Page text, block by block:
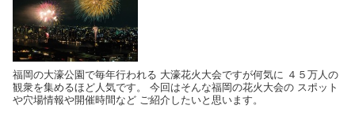
福岡の大濠公園で毎年行われる 大濠花火大会ですが何気に ４５万人の
観衆を集めるほど人気です。 今回はそんな福岡の花火大会の スポット
や穴場情報や開催時間など ご紹介したいと思います。